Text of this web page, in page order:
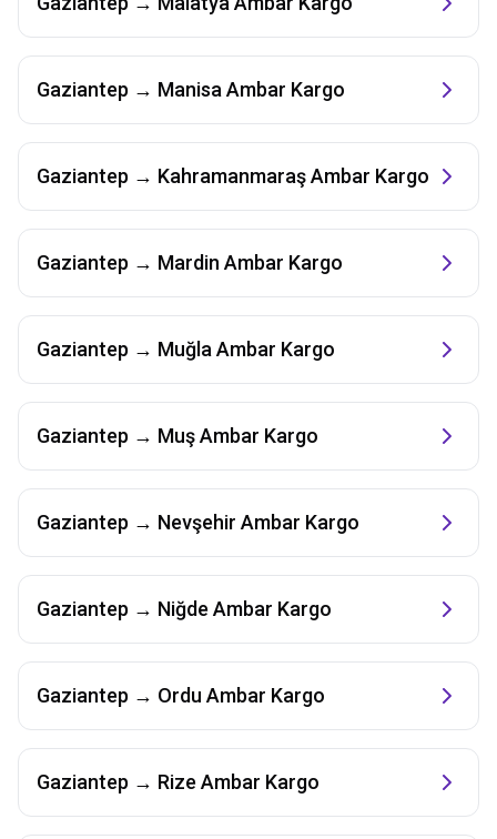
Gaziantep → Manisa Ambar Kargo
Gaziantep → KahramanmaraşAmbar Kargo
Gaziantep → Mardin Ambar Kargo
Gaziantep → Muğla Ambar Kargo
Gaziantep → MuşAmbar Kargo
Gaziantep → Nevşehir Ambar Kargo
Gaziantep → Niğde Ambar Kargo
Gaziantep → Ordu Ambar Kargo
Gaziantep → Rize Ambar Kargo